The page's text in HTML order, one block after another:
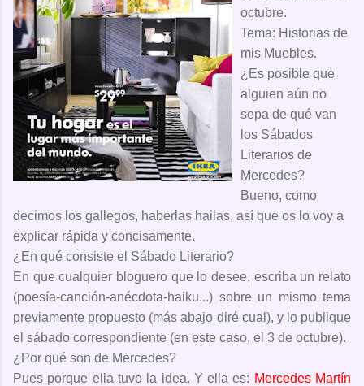
octubre.
Tema: Historias de
mis Muebles.
¿Es posible que
alguien aún no
sepa de qué van
los Sábados
Literarios de
Mercedes?
Bueno, como
decimos los gallegos, haberlas hailas, así que os lo voy a
explicar rápida y concisamente.
¿En qué consiste el Sábado Literario?
En que cualquier bloguero que lo desee, escriba un relato
(poesía-canción-anécdota-haiku...) sobre un mismo tema
previamente propuesto (más abajo diré cual), y lo publique
el sábado correspondiente (en este caso, el 3 de octubre).
¿Por qué son de Mercedes?
Pues porque ella tuvo la idea. Y ella es: Mercedes Martín